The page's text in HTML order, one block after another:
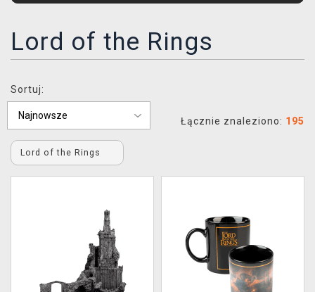
BLOG
KONTAKT
XZONE KLUB
Lord of the Rings
Sortuj:
Łącznie znaleziono: 195
Lord of the Rings